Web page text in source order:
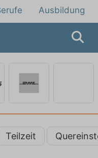
Ausbildung
Teilzeit